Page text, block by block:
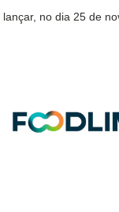
no dia 25 de